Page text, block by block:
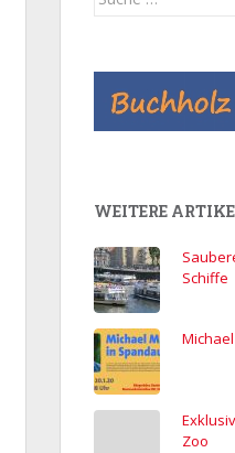
WEITERE
Schiffe
Zoo